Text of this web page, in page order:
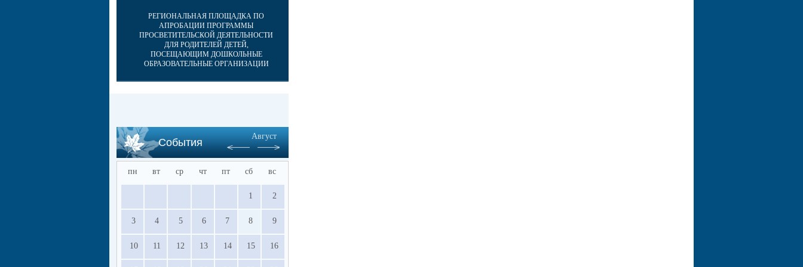
РЕГИОНАЛЬНАЯ ПЛОЩАДКА ПО
АПРОБАЦИИ ПРОГРАММЫ
ПРОСВЕТИТЕЛЬСКОЙ ДЕЯТЕЛЬНОСТИ
ДЛЯ РОДИТЕЛЕЙ ДЕТЕЙ,
ПОСЕЩАЮЩИМ ДОШКОЛЬНЫЕ
ОБРАЗОВАТЕЛЬНЫЕ ОРГАНИЗАЦИИ
События
Август
пн вт ср чт пт сб вс
1 2
3 4 5 6 7 8 9
10 11 12 13 14 15 16